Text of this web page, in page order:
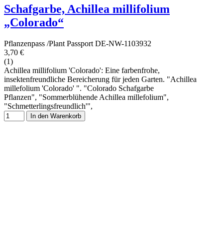
Schafgarbe, Achillea millifolium
„Colorado“
Pflanzenpass /Plant Passport DE-NW-1103932
3,70 €
(1)
Achillea millifolium 'Colorado': Eine farbenfrohe,
insektenfreundliche Bereicherung für jeden Garten. "Achillea
millefolium 'Colorado' ". "Colorado Schafgarbe
Pflanzen", "Sommerblühende Achillea millefolium",
"Schmetterlingsfreundlich'",
In den Warenkorb